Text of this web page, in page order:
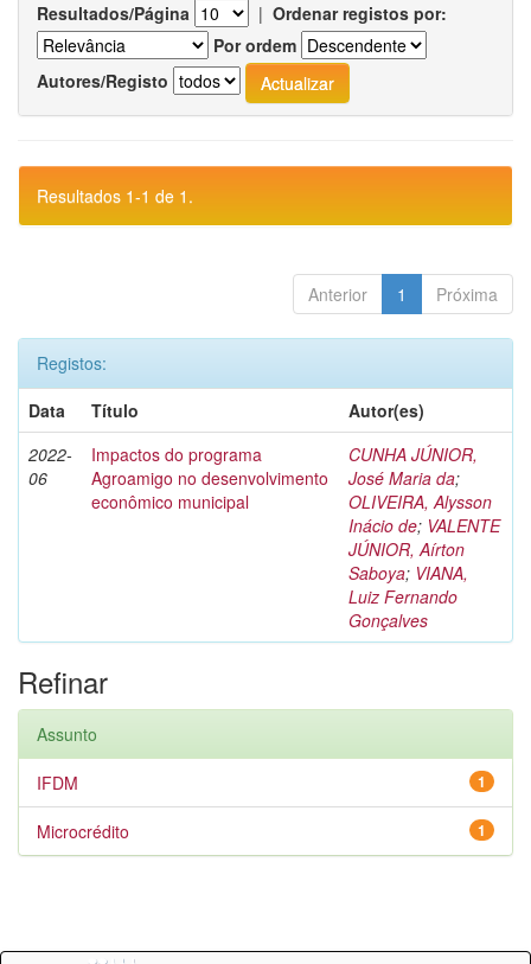
Resultados/Página | Ordenar registos por:
Por ordem
Autores/Registo
Resultados 1-1 de 1.
Anterior 1 Próxima
Registos:
Data
Título
Autor(es)
2022-
06
Impactos do programa
Agroamigo no desenvolvimento
econômico municipal
CUNHA JÚNIOR,
José Maria da;
OLIVEIRA, Alysson
Inácio de; VALENTE
JÚNIOR, Aírton
Saboya; VIANA,
Luiz Fernando
Gonçalves
Refinar
Assunto
1
IFDM
1
Microcrédito